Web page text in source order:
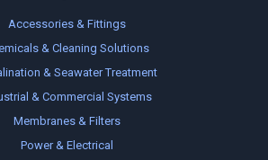
Accessories & Fittings
& Cleaning Solutions
& Seawater Treatment
& Commercial Systems
Membranes & Filters
Power & Electrical